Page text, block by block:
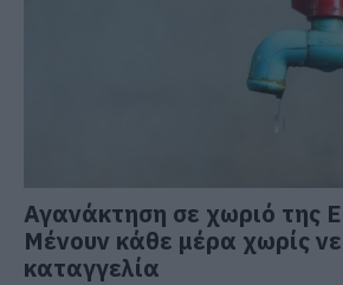
Αγανάκτηση σε χωριό της
Μένουν κάθε μέρα χωρίς
καταγγελία